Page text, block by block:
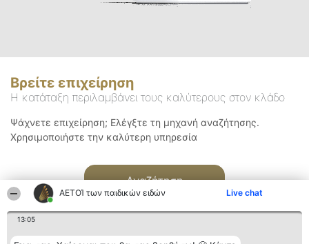
ΑΕΤΟΊ των παιδικών ειδών Live chat
13:05
Βρείτε επιχείρηση
Η κατάταξη περιλαμβάνει τους καλύτερους στον κλάδο
Ψάχνετε επιχείρηση; Ελέγξτε τη μηχανή αναζήτησης.
Χρησιμοποιήστε την καλύτερη υπηρεσία
Αναζήτηση